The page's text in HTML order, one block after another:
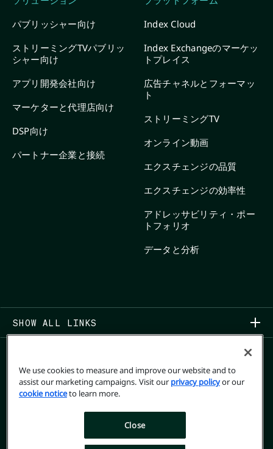
パブリッシャー向け
ストリーミングTVパブリッ
シャー向け
アプリ開発会社向け
マーケターと代理店向け
DSP向け
パートナー企業と接続
Index Cloud
Index Exchangeのマーケッ
トプレイス
広告チャネルとフォーマッ
ト
ストリーミングTV
オンライン動画
エクスチェンジの品質
エクスチェンジの効率性
アドレッサビリティ・ポー
トフォリオ
データと分析
SHOW ALL LINKS
プライバシーポリシー USER PRIVACY RIGHTS FORM
We use cookies to measure and improve our website and to
assist our marketing campaigns. Visit ourprivacy policyor our
cookie noticeto learn more.
Close